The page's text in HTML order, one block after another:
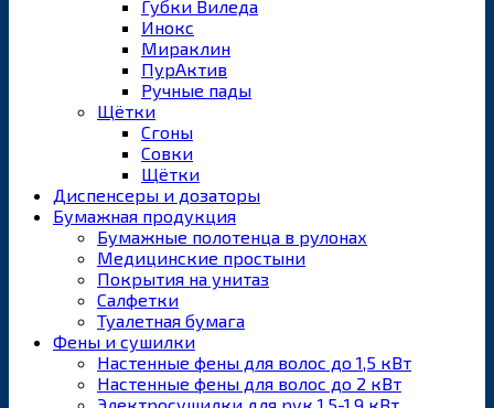
Губки Виледа
Инокс
Мираклин
ПурАктив
Ручные пады
Щётки
Сгоны
Совки
Щётки
Диспенсеры и дозаторы
Бумажная продукция
Бумажные полотенца в рулонах
Медицинские простыни
Покрытия на унитаз
Салфетки
Туалетная бумага
Фены и сушилки
Настенные фены для волос до 1,5 кВт
Настенные фены для волос до 2 кВт